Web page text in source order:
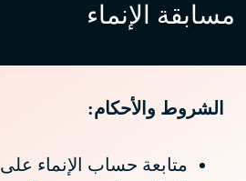
مسابقة الإنماء
الشروط والأحكام:
متابعة حساب الإنماء على X